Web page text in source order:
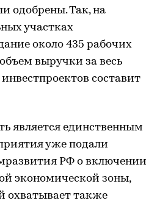
одобрены. Так, на
участках
около 435 рабочих
выручки за весь
составит
является единственным
уже подали
РФ о включении
экономической зоны,
охватывает также